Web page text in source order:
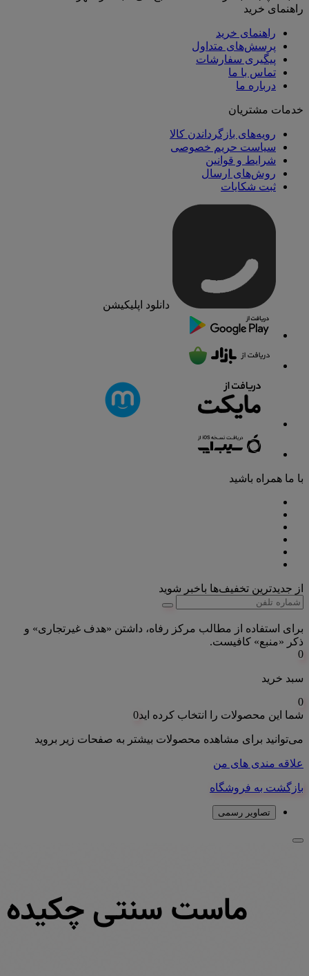
راهنمای خرید
راهنمای خرید
پرسش‌های متداول
پیگیری سفارشات
تماس با ما
درباره ما
خدمات مشتریان
رویه‌های بازگرداندن کالا
سیاست حریم خصوصی
شرایط و قوانین
روش‌های ارسال
ثبت شکایات
دانلود اپلیکیشن
با ما همراه باشید
از جدیدترین تخفیف‌ها باخبر شوید
برای استفاده از مطالب مرکز رفاه، داشتن «هدف غیرتجاری» و
ذکر «منبع» کافیست.
0
سبد خرید
0
شما این محصولات را انتخاب کرده اید0
می‌توانید برای مشاهده محصولات بیشتر به صفحات زیر بروید
علاقه مندی های من
بازگشت به فروشگاه
تصاویر رسمی